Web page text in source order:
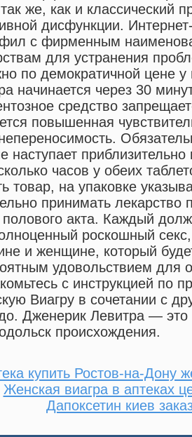
же, как и классический
дисфункции.
с фирменным
для устранения
по демократичной цене у
начинается через 30
средство
повышенная
наступает
часов у обеих
товар, на упаковке
принимать лекарство
акта. Каждый
роскошный
и женщине, который
удовольствием
с инструкцией по
Виагру в сочетании с
Дженерик Левитра — это
происхождения.
купить Ростов-на-Дону
Женская виагра в аптеках
Дапоксетин киев